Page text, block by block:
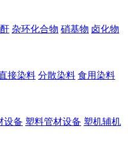
杂环化合物 硝基物 卤化物
接染料 分散染料 食用染料
设备 塑料管材设备 塑机辅机